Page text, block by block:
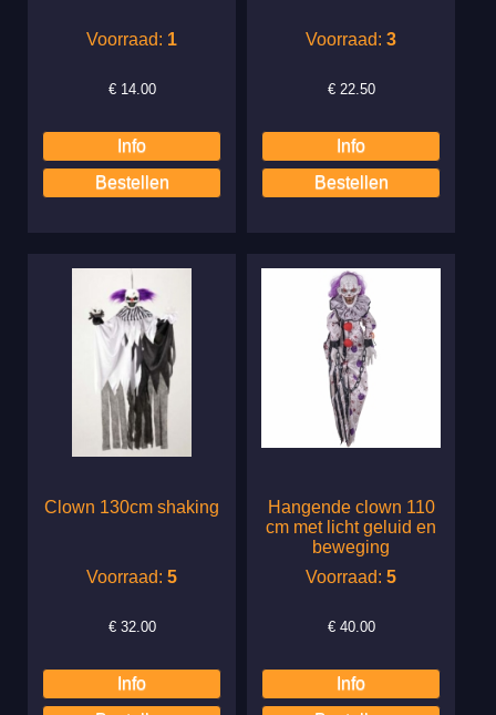
Voorraad: 1
€ 14.00
Voorraad:3
€ 22.50
Clown 130cm shaking
Voorraad:5
€ 32.00
Hangende clown 110
cm met licht geluid en
beweging
Voorraad:5
€ 40.00